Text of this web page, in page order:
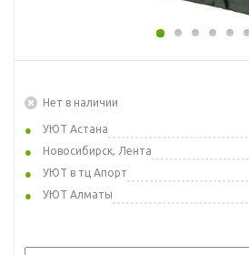
Нет в наличии
УЮТ Астана
Новосибирск, Лента
УЮТ в тц Апорт
УЮТ Алматы